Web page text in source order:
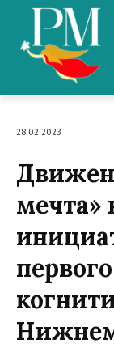
28.02.2023
мечта»